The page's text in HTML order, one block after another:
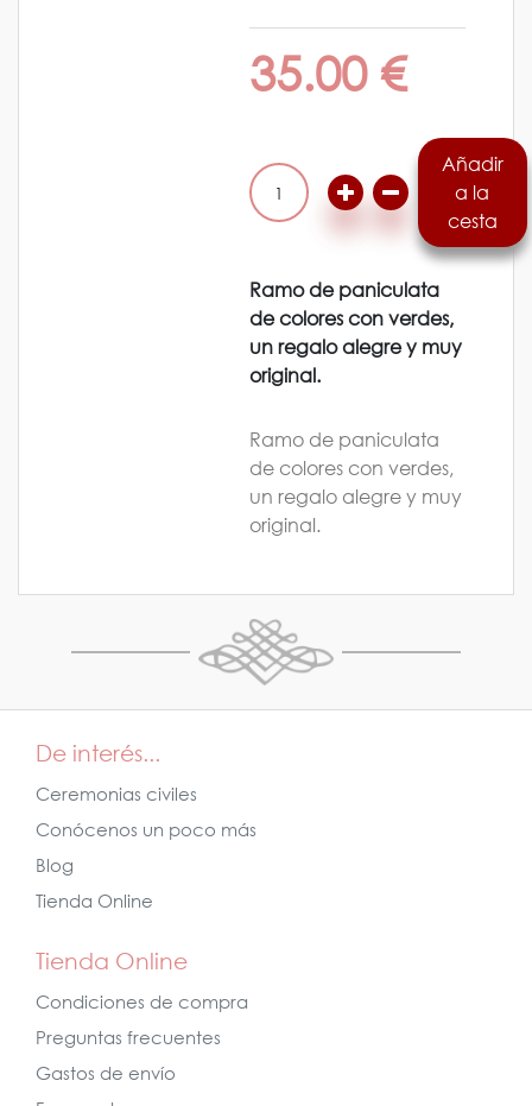
35.00 €
1
Añadir
a la
cesta
Ramo de paniculata
de colores con verdes,
un regalo alegre y muy
original.
Ramo de paniculata
de colores con verdes,
un regalo alegre y muy
original.
De interés...
Ceremonias civiles
Conócenos un poco más
Blog
Tienda Online
Tienda Online
Condiciones de compra
Preguntas frecuentes
Gastos de envío